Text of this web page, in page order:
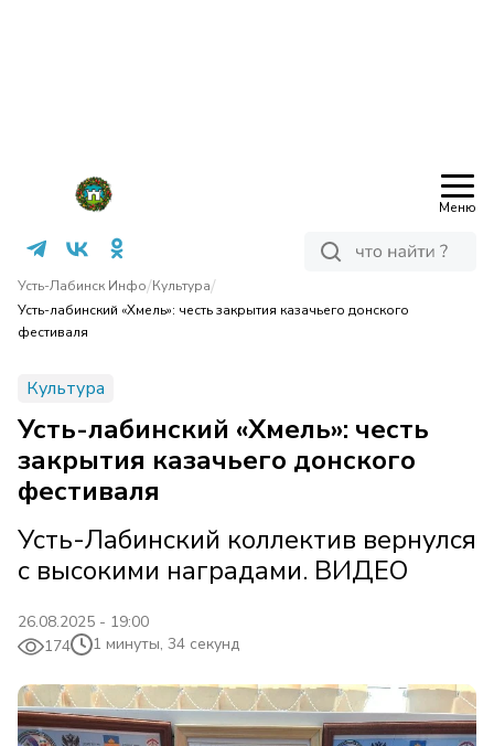
Меню
Усть-Лабинск Инфо/Культура/
Усть-лабинский «Хмель»: честь закрытия казачьего донского
фестиваля
Культура
Усть-лабинский «Хмель»: честь
закрытия казачьего донского
фестиваля
Усть-Лабинский коллектив вернулся
с высокими наградами. ВИДЕО
26.08.2025 - 19:00
174
1 минуты, 34 секунд